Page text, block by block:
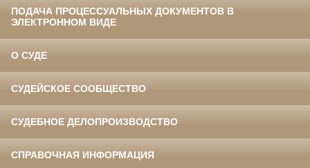
ПОДАЧА ПРОЦЕССУАЛЬНЫХ ДОКУМЕНТОВ В
ЭЛЕКТРОННОМ ВИДЕ
О СУДЕ
СУДЕЙСКОЕ СООБЩЕСТВО
СУДЕБНОЕ ДЕЛОПРОИЗВОДСТВО
СПРАВОЧНАЯ ИНФОРМАЦИЯ